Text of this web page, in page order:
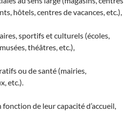
hôtels, centres de vacances, etc.),
sportifs et culturels (écoles,
théâtres, etc.),
ou de santé (mairies,
etc.).
fonction de leur capacité d’accueil,